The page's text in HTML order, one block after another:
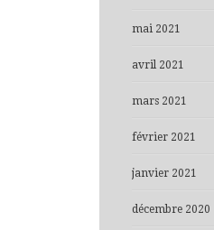
mai 2021
avril 2021
mars 2021
février 2021
janvier 2021
décembre 2020